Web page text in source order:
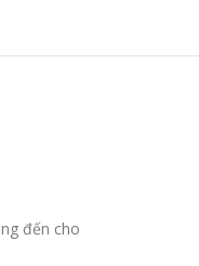
đến cho